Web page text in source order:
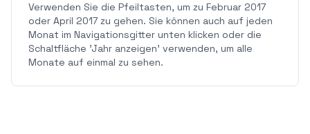
Verwenden Sie die Pfeiltasten, um zu Februar 2017
oder April 2017 zu gehen. Sie können auch auf jeden
Monat im Navigationsgitter unten klicken oder die
Schaltfläche 'Jahr anzeigen' verwenden, um alle
Monate auf einmal zu sehen.